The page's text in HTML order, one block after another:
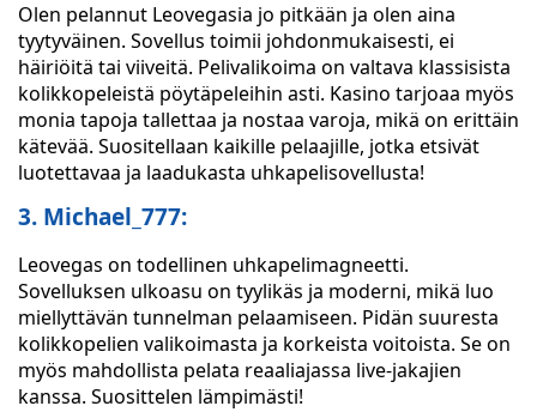
Olen pelannut Leovegasia jo pitkään ja olen aina
tyytyväinen. Sovellus toimii johdonmukaisesti, ei
häiriöitä tai viiveitä. Pelivalikoima on valtava klassisista
kolikkopeleistä pöytäpeleihin asti. Kasino tarjoaa myös
monia tapoja tallettaa ja nostaa varoja, mikä on erittäin
kätevää. Suositellaan kaikille pelaajille, jotka etsivät
luotettavaa ja laadukasta uhkapelisovellusta!
3. Michael_777:
Leovegas on todellinen uhkapelimagneetti.
Sovelluksen ulkoasu on tyylikäs ja moderni, mikä luo
miellyttävän tunnelman pelaamiseen. Pidän suuresta
kolikkopelien valikoimasta ja korkeista voitoista. Se on
myös mahdollista pelata reaaliajassa live-jakajien
kanssa. Suosittelen lämpimästi!